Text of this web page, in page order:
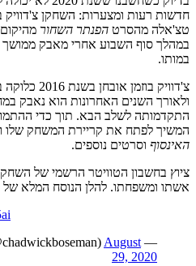
חדשות רעות ומצערות: השחקן צ'דוויק
טצ'אלה מהסרט הפנתר השחור
במותו.
ולאורך השנים האחרונות הוא נאבק
התקדמותה לשלב הבא. תוך כדי
המשיך לפתח את קריירת המשחק שלו
האינסוף וסרטים נוספים.
ציוץ בחשבון הטוויטר הרשמי של
אשתו ומשפחתו. להלן הנוסח המלא
— Chadwick Boseman (@chadwickboseman)
August
29, 2020